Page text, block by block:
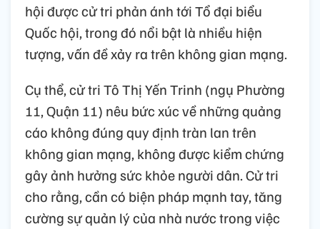
hội được cử tri phản ánh tới Tổ đại biểu
Quốc hội, trong đó nổi bật là nhiều hiện
tượng, vấn đề xảy ra trên không gian mạng.
Cụ thể, cử tri Tô Thị Yến Trinh (ngụ Phường
11, Quận 11) nêu bức xúc về những quảng
cáo không đúng quy định tràn lan trên
không gian mạng, không được kiểm chứng
gây ảnh hưởng sức khỏe người dân. Cử tri
cho rằng, cần có biện pháp mạnh tay, tăng
cường sự quản lý của nhà nước trong việc